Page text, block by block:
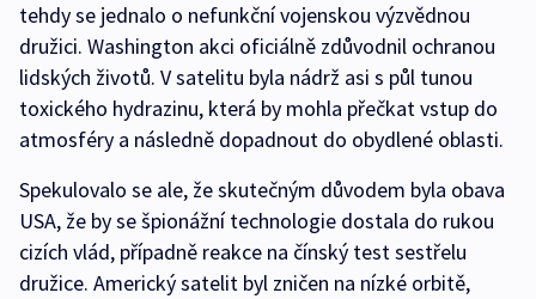
tehdy se jednalo o nefunkční vojenskou výzvědnou
družici. Washington akci oficiálně zdůvodnil ochranou
lidských životů. V satelitu byla nádrž asi s půl tunou
toxického hydrazinu, která by mohla přečkat vstup do
atmosféry a následně dopadnout do obydlené oblasti.
Spekulovalo se ale, že skutečným důvodem byla obava
USA, že by se špionážní technologie dostala do rukou
cizích vlád, případně reakce na čínský test sestřelu
družice. Americký satelit byl zničen na nízké orbitě,